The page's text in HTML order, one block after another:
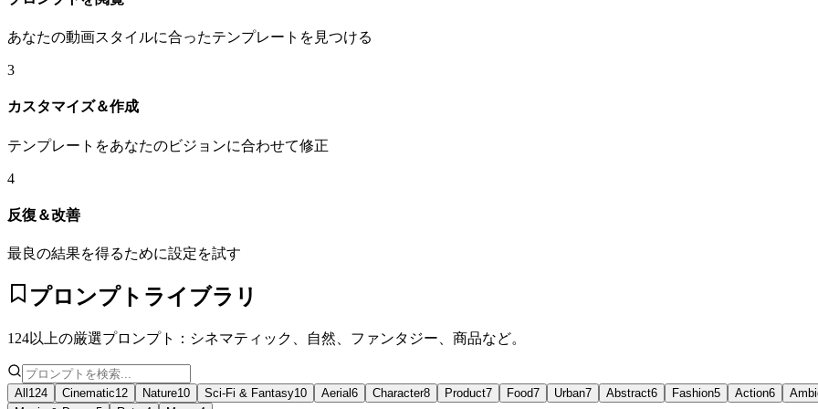
あなたの動画スタイルに合ったテンプレートを見つける
3
カスタマイズ＆作成
テンプレートをあなたのビジョンに合わせて修正
4
反復＆改善
最良の結果を得るために設定を試す
プロンプトライブラリ
124以上の厳選プロンプト：シネマティック、自然、ファンタジー、商品など。
All 124 Cinematic12 Nature10 Sci-Fi & Fantasy10 Aerial 6 Character8 Product7 Food7 Urban7 Abstract6 Fashion5 Action6